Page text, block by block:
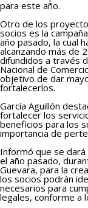
para este año.
Otro de los
socios es la
año pasado, la cual
alcanzando más de
difundidos a través
Nacional de
objetivo de dar
fortalecerlos.
García Aguillón
fortalecer los
beneficios para los
importancia de
Informó que se
el año pasado,
Guevara, para la
los socios podrán
necesarios para
legales, conforme a